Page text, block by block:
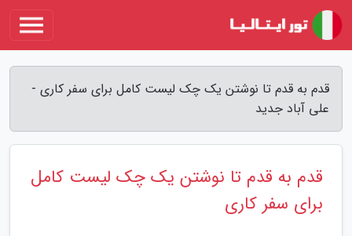
قدم به قدم تا نوشتن یک چک لیست کامل برای سفر کاری -
علی آباد جدید
قدم به قدم تا نوشتن یک چک لیست کامل
برای سفر کاری